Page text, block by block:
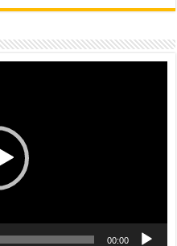
00:00